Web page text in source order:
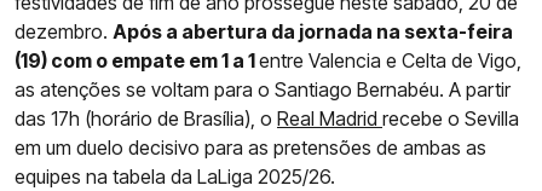
dezembro. Após a abertura da jornada na sexta-feira
(19) com o empate em 1 a 1entre Valencia e Celta de Vigo,
as atenções se voltam para o Santiago Bernabéu. A partir
das 17h (horário de Brasília), o Real Madrid recebe o Sevilla
em um duelo decisivo para as pretensões de ambas as
equipes na tabela da LaLiga 2025/26.